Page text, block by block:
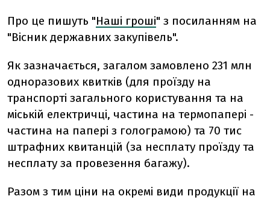
Про це пишуть "Наші гроші" з посиланням на
"Вісник державних закупівель".
Як зазначається, загалом замовлено 231 млн
одноразових квитків (для проїзду на
транспорті загального користування та на
міській електричці, частина на термопапері -
частина на папері з голограмою) та 70 тис
штрафних квитанцій (за несплату проїзду та
несплату за провезення багажу).
Разом з тим ціни на окремі види продукції на